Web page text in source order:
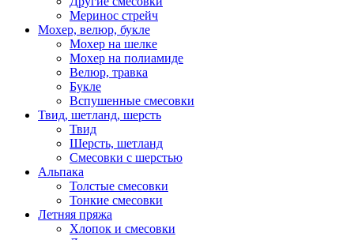
Меринос стрейч
Мохер, велюр, букле
Мохер на шелке
Мохер на полиамиде
Велюр, травка
Букле
Вспушенные смесовки
Твид, шетланд, шерсть
Твид
Шерсть, шетланд
Смесовки с шерстью
Альпака
Толстые смесовки
Тонкие смесовки
Летняя пряжа
Хлопок и смесовки